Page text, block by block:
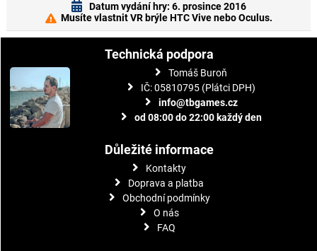
Datum vydání hry: 6. prosince 2016
Musíte vlastnit VR brýle HTC Vive nebo Oculus.
Technická podpora
Tomáš Buroň
IČ: 05810795 (Plátci DPH)
info@tbgames.cz
od 08:00 do 22:00 každý den
Důležité informace
Kontakty
Doprava a platba
Obchodní podmínky
O nás
FAQ